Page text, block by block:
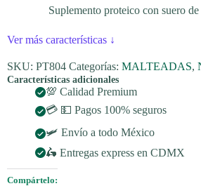
Suplemento proteico con suero
Ver más características ↓
SKU: PT804 Categorías: MALTEADAS,
Características adicionales
💯 Calidad Premium
💳 💵 Pagos 100% seguros
🛩️ Envío a todo México
🛵 Entregas express en CDMX
Compártelo: